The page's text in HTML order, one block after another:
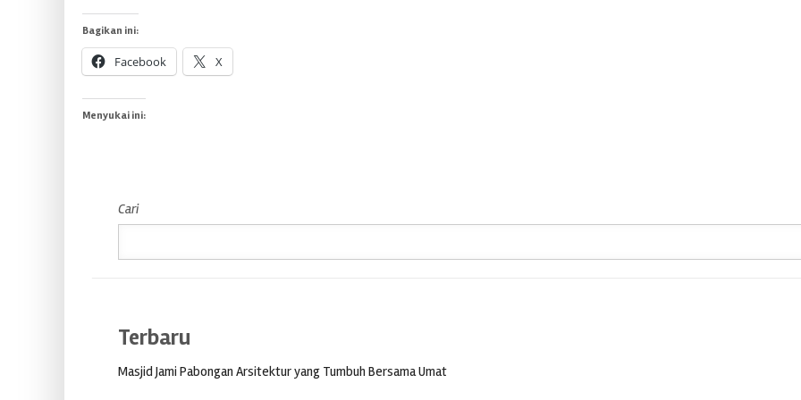
Bagikan ini:
Facebook X
Menyukai ini:
Cari
Terbaru
Masjid Jami Pabongan Arsitektur yang Tumbuh Bersama Umat